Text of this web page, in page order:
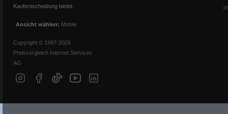
Kaufentscheidung bietet.
Ansicht wählen: Mobile
Copyright © 1997-2026
Preisvergleich Internet Services
AG